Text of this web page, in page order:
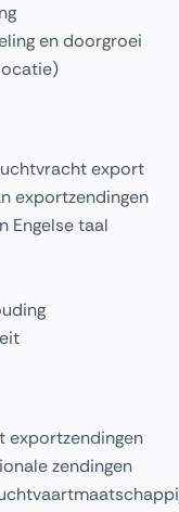
en doorgroei
export
exportzendingen
Engelse taal
exportzendingen
zendingen